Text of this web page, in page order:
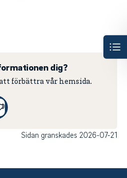
dig?
förbättra vår hemsida.
Sidan granskades 2026-07-21